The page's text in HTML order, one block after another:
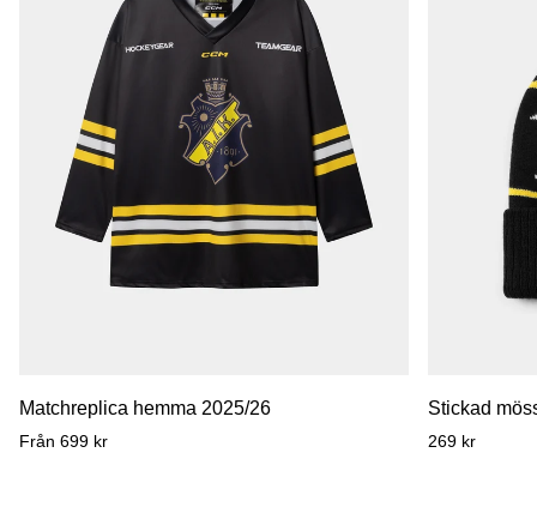
Matchreplica
Matchreplica hemma 2025/26
Från 699 kr
Stickad
Stickad
269 kr